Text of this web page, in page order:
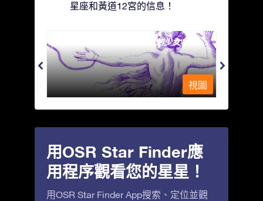
星座和黃道12宮的信息！
Andromeda - 被鐵鍊鎖著的少女
視圖
用OSR Star Finder應
用程序觀看您的星星！
用OSR Star Finder App搜索、定位並觀